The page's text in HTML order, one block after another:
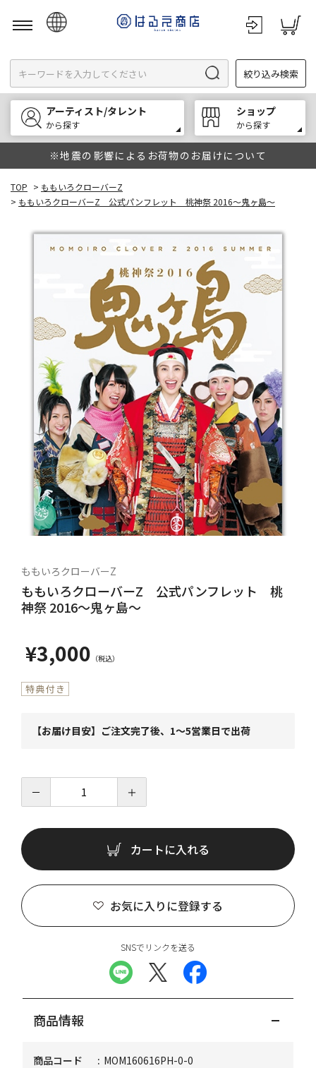
English
한국어
中文
絞り込み検索
アーティスト/タレント
から探す
ショップ
から探す
※地震の影響によるお荷物のお届けについて
TOP > ももいろクローバーZ
> ももいろクローバーZ 公式パンフレット 桃神祭 2016～鬼ヶ島～
ももいろクローバーZ
ももいろクローバーZ 公式パンフレット 桃
神祭 2016～鬼ヶ島～
¥3,000
【お届け目安】ご注文完了後、1～5営業日で出荷
－ ＋
カートに入れる
お気に入りに登録する
SNSでリンクを送る
商品情報
商品コード
MOM160616PH-0-0